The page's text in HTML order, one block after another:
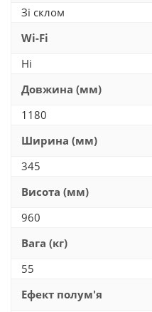
Зі склом
Wi-Fi
Ні
Довжина (мм)
1180
Ширина (мм)
345
Висота (мм)
960
Вага (кг)
55
Ефект полум'я